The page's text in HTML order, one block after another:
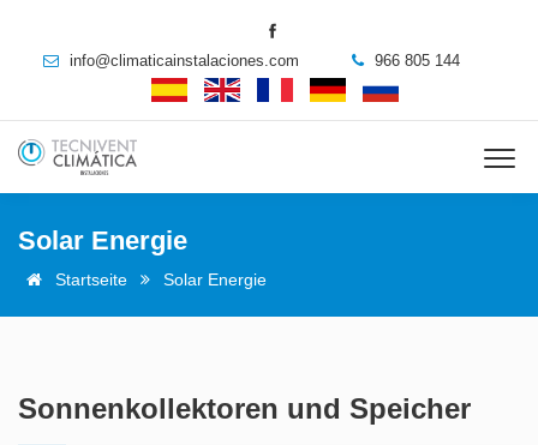
info@climaticainstalaciones.com 966 805 144
Solar Energie
Startseite Solar Energie
Sonnenkollektoren und Speicher